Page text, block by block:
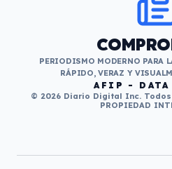
PERIODISMO MODERNO PARA
RÁPIDO, VERAZ Y
AFIP - DATA
© 2026 Diario Digital Inc.
PROPIEDAD